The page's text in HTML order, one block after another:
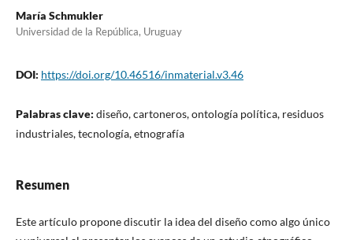
María Schmukler
Universidad de la República, Uruguay
DOI: https://doi.org/10.46516/inmaterial.v3.46
Palabras clave: diseño, cartoneros, ontología política, residuos
industriales, tecnología, etnografía
Resumen
Este artículo propone discutir la idea del diseño como algo único